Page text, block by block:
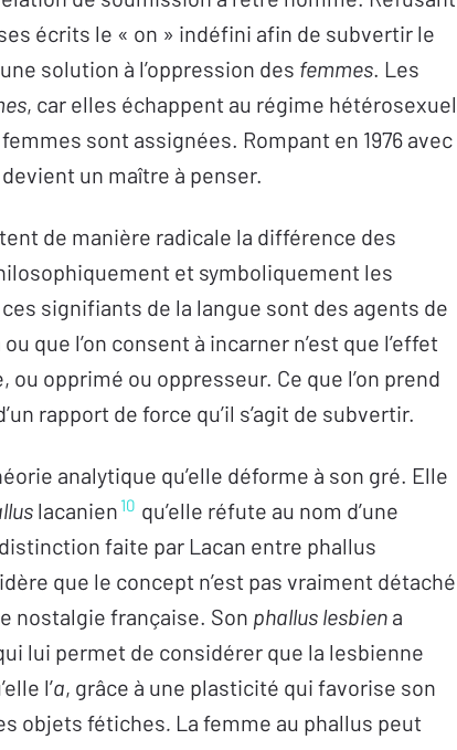
écrits le « on » indéfini afin de subvertir le
solution à l’oppression des femmes. Les
, car elles échappent au régime hétérosexuel
sont assignées. Rompant en 1976 avec
un maître à penser.
de manière radicale la différence des
et symboliquement les
signifiants de la langue sont des agents de
que l’on consent à incarner n’est que l’effet
ou opprimé ou oppresseur. Ce que l’on prend
rapport de force qu’il s’agit de subvertir.
analytique qu’elle déforme à son gré. Elle
lacanien 10 qu’elle réfute au nom d’une
faite par Lacan entre phallus
que le concept n’est pas vraiment détaché
nostalgie française. Son phallus lesbien a
lui permet de considérer que la lesbienne
l’a, grâce à une plasticité qui favorise son
objets fétiches. La femme au phallus peut